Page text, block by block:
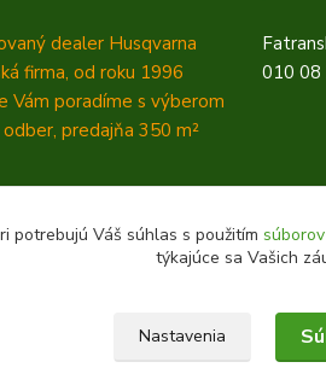
dealer Husqvarna
firma, od roku 1996
Vám poradíme s výberom
predajňa 350 m²
010 08
potrebujú Váš súhlas s použitím
týkajúce sa Vašich
Nastavenia